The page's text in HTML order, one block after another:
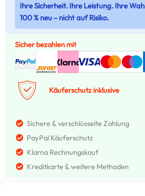
Ihre Sicherheit. Ihre Leistung. Ihre
100 % neu – nicht auf Risiko.
Sicher bezahlen mit
Käuferschutz inklusive
Sichere & verschlüsselte Zahlung
PayPal Käuferschutz
Klarna Rechnungskouf
Kreditkarte & weitere Methoden